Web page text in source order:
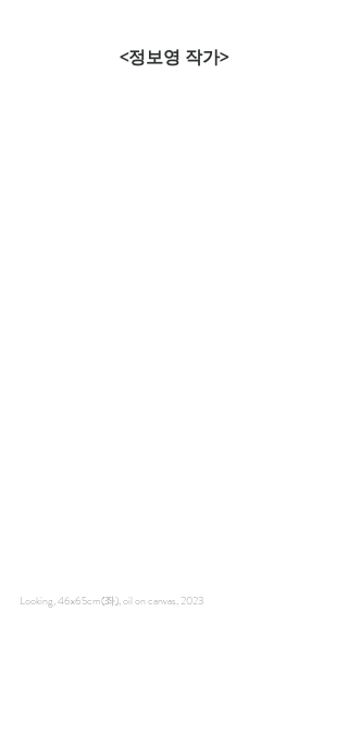
<정보영 작가>
Looking, 46x65cm(좌), oil on canvas, 2023